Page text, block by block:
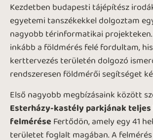
Kezdetben budapesti tájépítész
egyetemi tanszékekkel dolgoztam
nagyobb térinformatikai
inkább a földmérés felé fordultam,
kerttervezés területén dolgozó
rendszeresen földmérői segítséget
Első nagyobb megbízásaink között
Esterházy-kastély parkjának
felmérése Fertődön, amely egy 41
területet foglalt magában. A